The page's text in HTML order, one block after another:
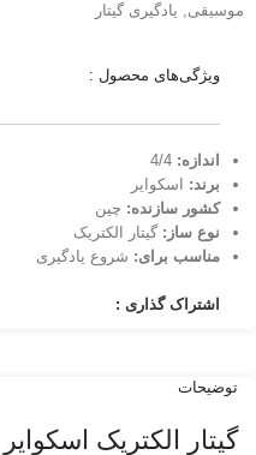
موسیقی, یادگیری گیتار
ویژگی‌های محصول :
اندازه:‌
برند: اسکوایر
کشور سازنده: چین
نوع ساز: گیتار الکتریک
مناسب برای: شروع یادگیری
اشتراک گذاری :
توضیحات
گیتار الکتریک اسکوایر Stratocaster